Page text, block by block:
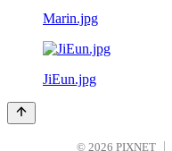
Marin.jpg
JiEun.jpg
© 2026 PIXNET